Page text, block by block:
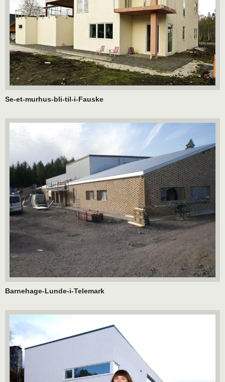
Se-et-murhus-bli-til-i-Fauske
Barnehage-Lunde-i-Telemark